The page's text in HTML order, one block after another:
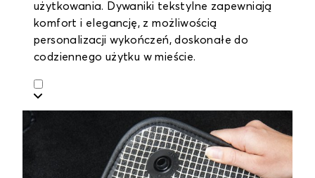
użytkowania. Dywaniki tekstylne zapewniają
komfort i elegancję, z możliwością
personalizacji wykończeń, doskonałe do
codziennego użytku w mieście.